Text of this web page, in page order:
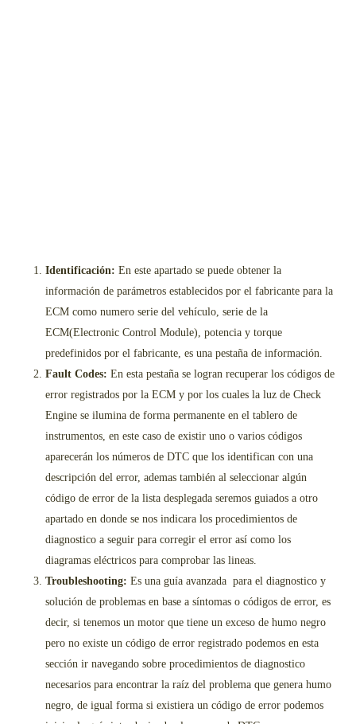
Identificación: En este apartado se puede obtener la
información de parámetros establecidos por el fabricante para la
ECM como numero serie del vehículo, serie de la
ECM(Electronic Control Module), potencia y torque
predefinidos por el fabricante, es una pestaña de información.
Fault Codes: En esta pestaña se logran recuperar los códigos de
error registrados por la ECM y por los cuales la luz de Check
Engine se ilumina de forma permanente en el tablero de
instrumentos, en este caso de existir uno o varios códigos
aparecerán los números de DTC que los identifican con una
descripción del error, ademas también al seleccionar algún
código de error de la lista desplegada seremos guiados a otro
apartado en donde se nos indicara los procedimientos de
diagnostico a seguir para corregir el error así como los
diagramas eléctricos para comprobar las lineas.
Troubleshooting: Es una guía avanzada para el diagnostico y
solución de problemas en base a síntomas o códigos de error, es
decir, si tenemos un motor que tiene un exceso de humo negro
pero no existe un código de error registrado podemos en esta
sección ir navegando sobre procedimientos de diagnostico
necesarios para encontrar la raíz del problema que genera humo
negro, de igual forma si existiera un código de error podemos